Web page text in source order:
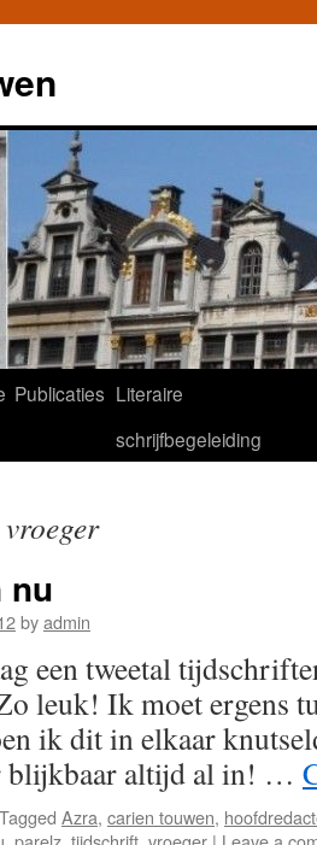
Publicaties Literaire
schrijfbegeleiding
vroeger
nu
byadmin
een tweetal
leuk! Ik moet ergens
ik dit in elkaar
blijkbaar altijd al in! …
Tagged Azra, carien touwen,